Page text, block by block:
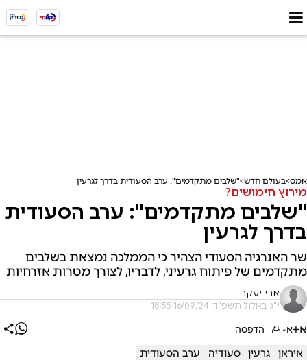
אמס בעולם חדש "שלבים מתקדמים": ערב הסעודית בדרך לגרעין
מירוץ חימושים?
"שלבים מתקדמים": ערב הסעודית
בדרך לגרעין
שר האנרגיה הסעודי הצהיר כי הממלכה נמצאת בשלבים
מתקדמים של פיתוח גרעיני, לדבריו, לצורך מטרות אזרחיות
אבי יעקב
י"ג באלול תשפ"ד, 16/09/24 18:55
א+א- הדפסה
איראן גרעין סעודיה ערב הסעודית